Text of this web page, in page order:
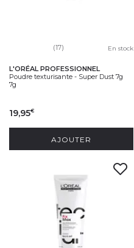
(17) En stock
L'ORÉAL PROFESSIONNEL
Poudre texturisante - Super Dust 7g
7g
19,95€
AJOUTER